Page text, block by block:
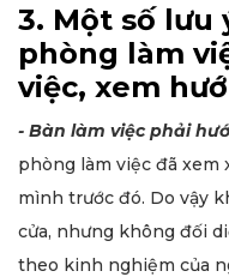
3. Một số lưu
phòng làm
việc, xem
- Bàn làm việc phải
phòng làm việc đã xem
mình trước đó. Do vậy
cửa, nhưng không đối
theo kinh nghiệm của